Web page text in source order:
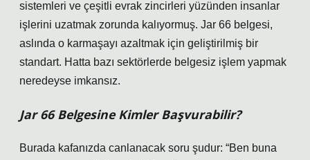
sistemleri ve çeşitli evrak zincirleri yüzünden insanlar
işlerini uzatmak zorunda kalıyormuş. Jar 66 belgesi,
aslında o karmaşayı azaltmak için geliştirilmiş bir
standart. Hatta bazı sektörlerde belgesiz işlem yapmak
neredeyse imkansız.
Jar 66 Belgesine Kimler Başvurabilir?
Burada kafanızda canlanacak soru şudur: “Ben buna